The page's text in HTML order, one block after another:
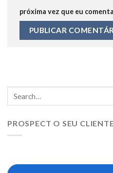
próxima vez que eu
PROSPECT O SEU